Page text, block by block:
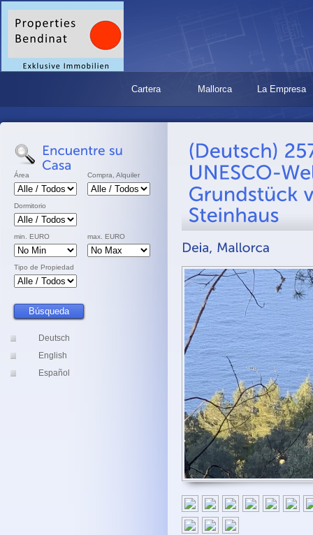
Cartera Mallorca La Empresa
Área Compra, Alquiler
Dormitorio
min. EURO max. EURO
Tipo de Propiedad
Deutsch
English
Español